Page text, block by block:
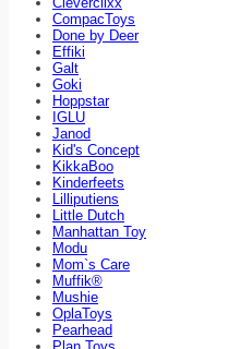
CompacToys
Done by Deer
Effiki
Galt
Goki
Hoppstar
IGLU
Janod
Kid's Concept
KikkaBoo
Kinderfeets
Lilliputiens
Little Dutch
Manhattan Toy
Modu
Mom`s Care
Muffik®
Mushie
OplaToys
Pearhead